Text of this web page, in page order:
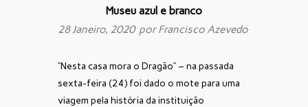
Museu azul e branco
28 Janeiro, 2020 porFrancisco Azevedo
“Nesta casa mora o Dragão” – na passada
sexta-feira (24) foi dado o mote para uma
viagem pela história da instituição